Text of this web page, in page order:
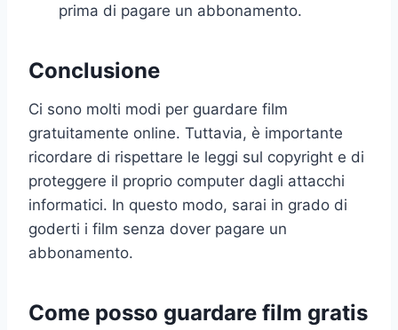
prima di pagare un abbonamento.
Conclusione
Ci sono molti modi per guardare film
gratuitamente online. Tuttavia, è importante
ricordare di rispettare le leggi sul copyright e di
proteggere il proprio computer dagli attacchi
informatici. In questo modo, sarai in grado di
goderti i film senza dover pagare un
abbonamento.
Come posso guardare film gratis